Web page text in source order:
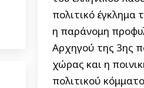
πολιτικό έγκλημα
η παράνομη
Αρχηγού της 3ης
χώρας και η
πολιτικού